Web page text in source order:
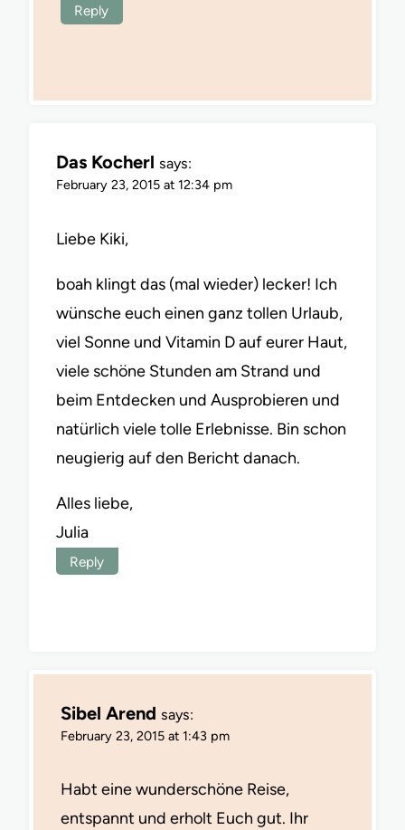
Reply
Das Kocherl says:
February 23, 2015 at 12:34 pm
Liebe Kiki,
boah klingt das (mal wieder) lecker! Ich
wünsche euch einen ganz tollen Urlaub,
viel Sonne und Vitamin D auf eurer Haut,
viele schöne Stunden am Strand und
beim Entdecken und Ausprobieren und
natürlich viele tolle Erlebnisse. Bin schon
neugierig auf den Bericht danach.
Alles liebe,
Julia
Reply
Sibel Arend says:
February 23, 2015 at 1:43 pm
Habt eine wunderschöne Reise,
entspannt und erholt Euch gut. Ihr